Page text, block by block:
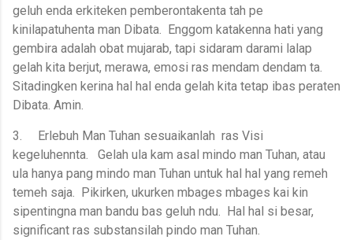
geluh enda erkiteken pemberontakenta tah pe
kinilapatuhenta man Dibata. Enggom katakenna hati yang
gembira adalah obat mujarab, tapi sidaram darami lalap
gelah kita berjut, merawa, emosi ras mendam dendam ta.
Sitadingken kerina hal hal enda gelah kita tetap ibas peraten
Dibata. Amin.
3.
Erlebuh Man Tuhan sesuaikanlah ras Visi
kegeluhennta. Gelah ula kam asal mindo man Tuhan, atau
ula hanya pang mindo man Tuhan untuk hal hal yang remeh
temeh saja. Pikirken, ukurken mbages mbages kai kin
sipentingna man bandu bas geluh ndu. Hal hal si besar,
significant ras substansilah pindo man Tuhan.